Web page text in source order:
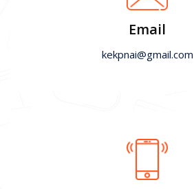
Email
kekpnai@gmail.com